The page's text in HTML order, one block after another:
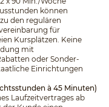
können
den regulären
für
Kursplätzen. Keine
mit
oder Sonder-
Einrichtungen
à 45 Minuten)
Laufzeitvertrages ab